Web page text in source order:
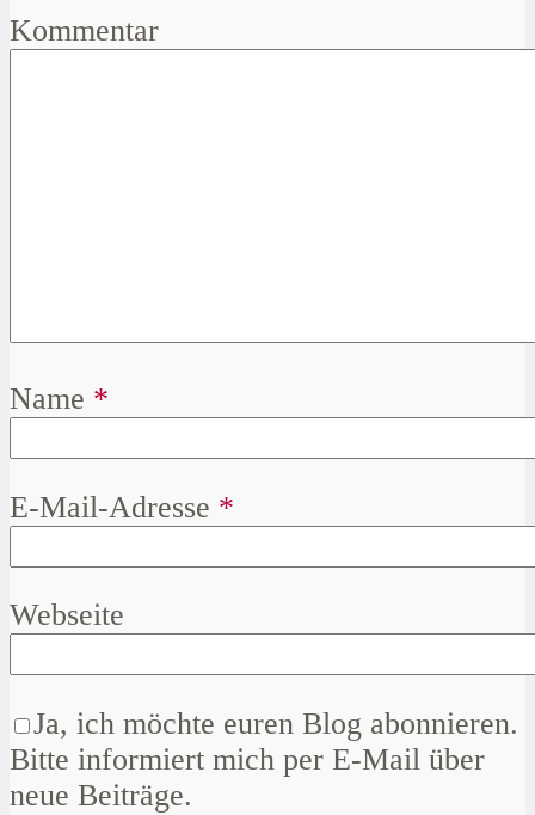
Kommentar
Name *
E-Mail-Adresse *
Webseite
Ja, ich möchte euren Blog abonnieren.
Bitte informiert mich per E-Mail über
neue Beiträge.